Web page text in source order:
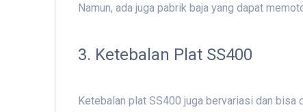
Namun, ada juga pabrik baja yang dapat
3. Ketebalan Plat SS400
Ketebalan plat SS400 juga bervariasi dan